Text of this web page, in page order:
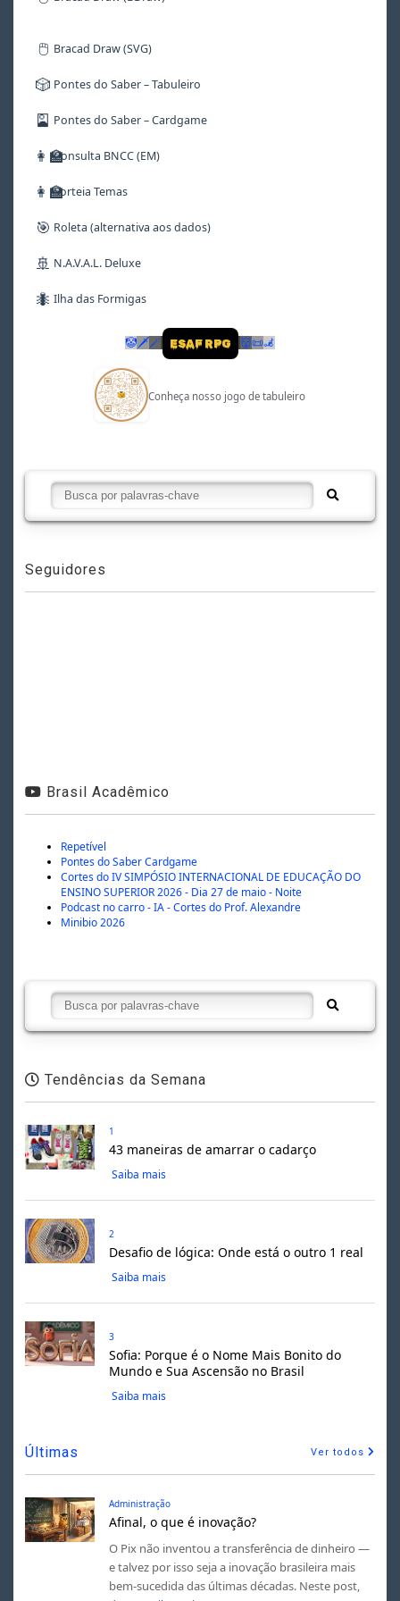
🖱️ Bracad Draw (SVG)
🎲 Pontes do Saber – Tabuleiro
🎴 Pontes do Saber – Cardgame
👩‍🏫Consulta BNCC (EM)
👩‍🏫Sorteia Temas
🎯 Roleta (alternativa aos dados)
🚢 N.A.V.A.L. Deluxe
🐜 Ilha das Formigas
🤡 🗡🪄 ESAF RPG 👹📜🦼
Conheça nosso jogo de tabuleiro
Seguidores
Brasil Acadêmico
Repetível
Pontes do Saber Cardgame
Cortes do IV SIMPÓSIO INTERNACIONAL DE EDUCAÇÃO DO
ENSINO SUPERIOR 2026 - Dia 27 de maio - Noite
Podcast no carro - IA - Cortes do Prof. Alexandre
Minibio 2026
Tendências da Semana
1
43 maneiras de amarrar o cadarço
Saiba mais
2
Desafio de lógica: Onde está o outro 1 real
Saiba mais
3
Sofia: Porque é o Nome Mais Bonito do
Mundo e Sua Ascensão no Brasil
Saiba mais
Últimas Ver todos
Administração
Afinal, o que é inovação?
O Pix não inventou a transferência de dinheiro —
e talvez por isso seja a inovação brasileira mais
bem-sucedida das últimas décadas. Neste post,